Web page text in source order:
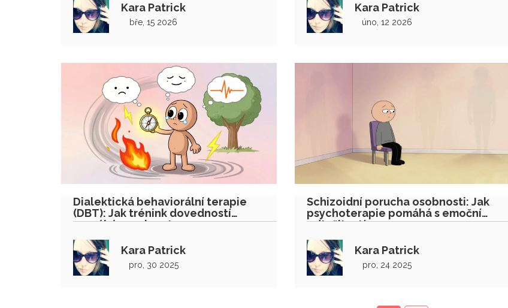
Kara Patrick
bře, 15 2026
Kara Patrick
úno, 12 2026
Dialektická behaviorální terapie
(DBT): Jak trénink dovedností
pomáhá regulovat emoce
Kara Patrick
pro, 30 2025
Schizoidní porucha osobnosti: Jak
psychoterapie pomáhá s emoční
odtažitostí
Kara Patrick
pro, 24 2025